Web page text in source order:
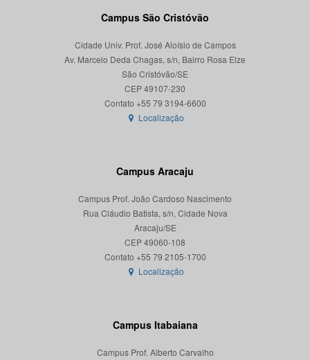
Campus São Cristóvão
Cidade Univ. Prof. José Aloísio de Campos
Av. Marcelo Deda Chagas, s/n, Bairro Rosa Elze
São Cristóvão/SE
CEP 49107-230
Localização
Campus Aracaju
Campus Prof. João Cardoso Nascimento
Rua Cláudio Batista, s/n, Cidade Nova
Aracaju/SE
CEP 49060-108
Localização
Campus Itabaiana
Campus Prof. Alberto Carvalho